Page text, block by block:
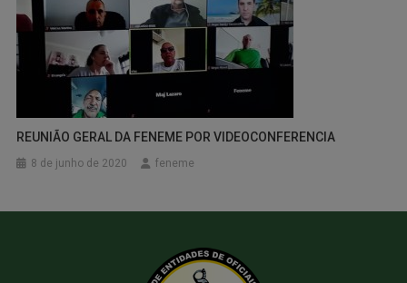
REUNIÃO GERAL DA FENEME POR VIDEOCONFERENCIA
8 de junho de 2020 feneme